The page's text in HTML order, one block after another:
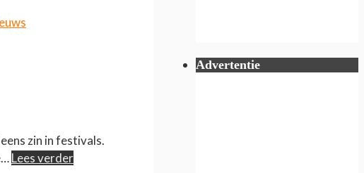
zin in festivals.
Lees verder
Advertentie